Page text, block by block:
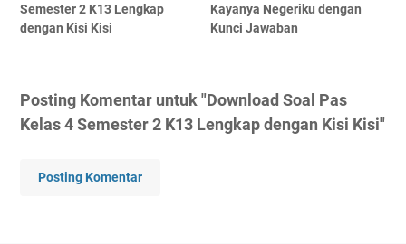
Semester 2 K13 Lengkap
dengan Kisi Kisi
Kayanya Negeriku dengan
Kunci Jawaban
Posting Komentar untuk "Download Soal Pas
Kelas 4 Semester 2 K13 Lengkap dengan Kisi Kisi"
Posting Komentar